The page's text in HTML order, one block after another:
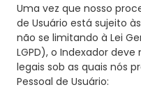
Uma vez que nosso
de Usuário está sujeito
não se limitando à Lei
LGPD), o Indexador
legais sob as quais nós
Pessoal de Usuário: